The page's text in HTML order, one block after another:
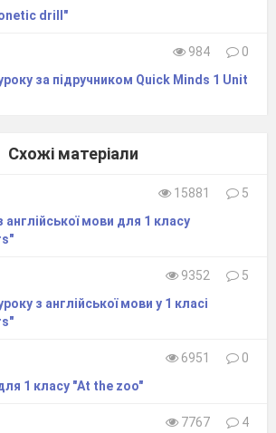
drill"
984
0
за підручником Quick Minds 1 Unit
Схожі матеріали
15881
5
англійської мови для 1 класу
9352
5
з англійської мови у 1 класі
6951
0
1 класу "At the zoo"
7767
4